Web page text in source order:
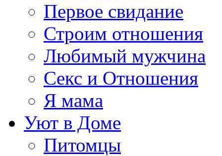
Первое свидание
Строим отношения
Любимый мужчина
Секс и Отношения
Я мама
Уют в Доме
Питомцы